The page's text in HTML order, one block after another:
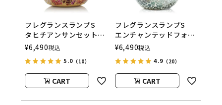
フレグランスランプS
タヒチアンサンセット
ASHLEIGH&BURWOOD
（アシュレイアンドバー
ウッド）
¥6,490税込
5.0 （10）
CART
フレグランスランプS
エンチャンテッドフォレ
スト
ASHLEIGH&BURWOOD
（アシュレイアンドバー
ウッド）
¥6,490税込
4.9（20）
CART